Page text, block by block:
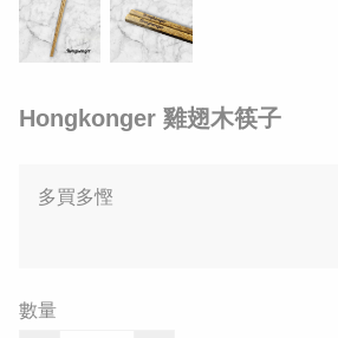
Hongkonger 雞翅木筷子
多買多慳
數量